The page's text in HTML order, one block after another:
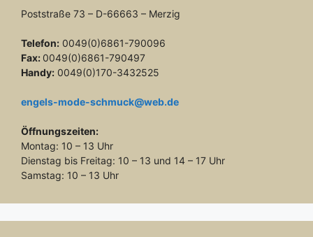
Poststraße 73 – D-66663 – Merzig
Telefon: 0049(0)6861-790096
Fax: 0049(0)6861-790497
Handy: 0049(0)170-3432525
engels-mode-schmuck@web.de
Öffnungszeiten:
Montag: 10 – 13 Uhr
Dienstag bis Freitag: 10 – 13 und 14 – 17 Uhr
Samstag: 10 – 13 Uhr